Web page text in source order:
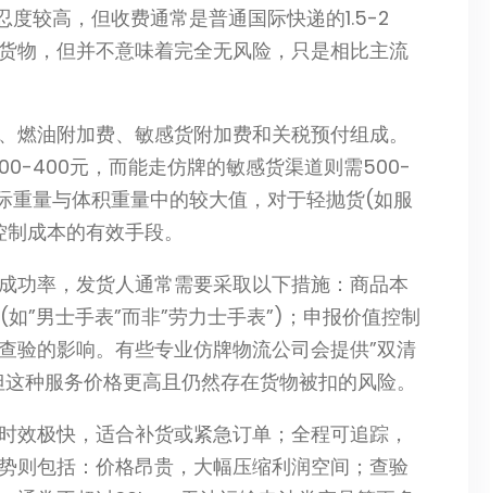
度较高，但收费通常是普通国际快递的1.5-2
物，但并不意味着完全无风险，只是相比主流
油附加费、敏感货附加费和关税预付组成。
400元，而能走仿牌的敏感货渠道则需500-
量与体积重量中的较大值，对于轻抛货(如服
成本的有效手段。
功率，发货人通常需要采取以下措施：商品本
”男士手表”而非”劳力士手表”)；申报价值控制
验的影响。有些专业仿牌物流公司会提供”双清
种服务价格更高且仍然存在货物被扣的风险。
效极快，适合补货或紧急订单；全程可追踪，
则包括：价格昂贵，大幅压缩利润空间；查验